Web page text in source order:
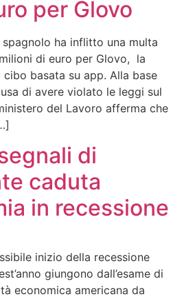
per Glovo
ha inflitto una multa
di euro per Glovo, la
basata su app. Alla base
di avere violato le leggi sul
del Lavoro afferma che
di
caduta
in recessione
inizio della recessione
giungono dall’esame di
economica americana da